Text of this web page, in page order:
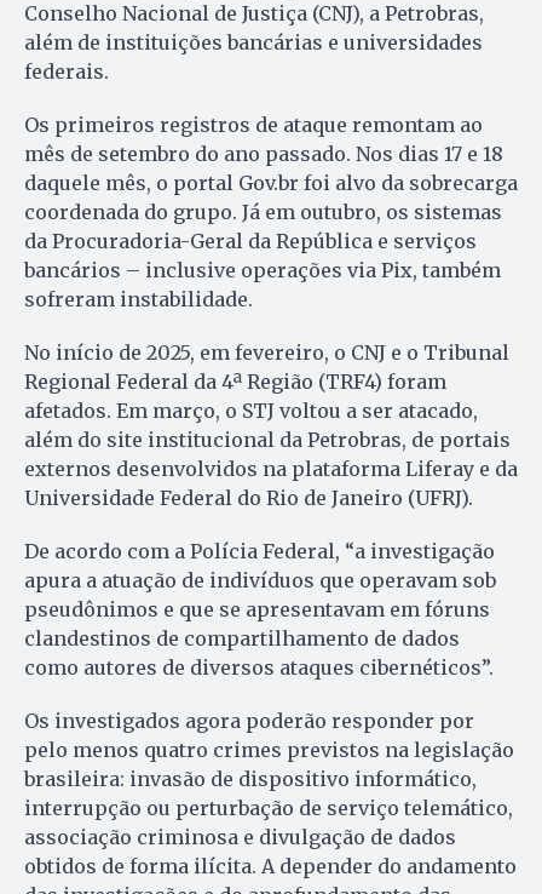
Conselho Nacional de Justiça (CNJ), a Petrobras,
além de instituições bancárias e universidades
federais.
Os primeiros registros de ataque remontam ao
mês de setembro do ano passado. Nos dias 17 e 18
daquele mês, o portal Gov.br foi alvo da sobrecarga
coordenada do grupo. Já em outubro, os sistemas
da Procuradoria-Geral da República e serviços
bancários – inclusive operações via Pix, também
sofreram instabilidade.
No início de 2025, em fevereiro, o CNJ e o Tribunal
Regional Federal da 4ª Região (TRF4) foram
afetados. Em março, o STJ voltou a ser atacado,
além do site institucional da Petrobras, de portais
externos desenvolvidos na plataforma Liferay e da
Universidade Federal do Rio de Janeiro (UFRJ).
De acordo com a Polícia Federal, “a investigação
apura a atuação de indivíduos que operavam sob
pseudônimos e que se apresentavam em fóruns
clandestinos de compartilhamento de dados
como autores de diversos ataques cibernéticos”.
Os investigados agora poderão responder por
pelo menos quatro crimes previstos na legislação
brasileira: invasão de dispositivo informático,
interrupção ou perturbação de serviço telemático,
associação criminosa e divulgação de dados
obtidos de forma ilícita. A depender do andamento